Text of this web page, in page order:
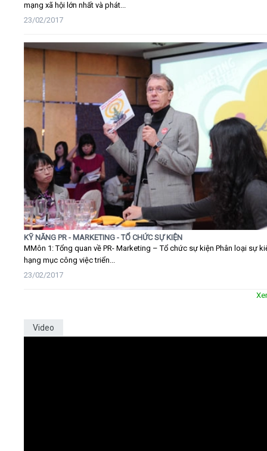
mạng xã hội lớn nhất và phát...
23/02/2017
KỸ NĂNG PR - MARKETING - TỔ CHỨC SỰ KIỆN
MMôn 1: Tổng quan về PR- Marketing – Tổ chức sự kiện Phân loại sự
hạng mục công việc triển...
23/02/2017
Video